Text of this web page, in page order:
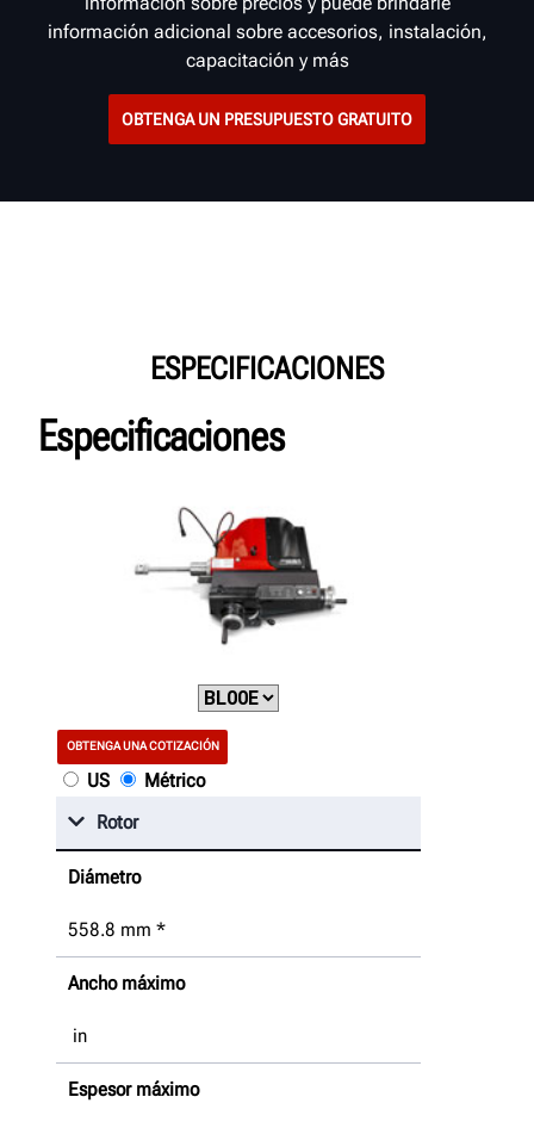
información adicional sobre accesorios, instalación,
capacitación y más
OBTENGA UN PRESUPUESTO GRATUITO
ESPECIFICACIONES
Especificaciones
OBTENGA UNA COTIZACIÓN
US
Métrico
Rotor
Diámetro
558.8 mm *
Ancho máximo
in
Espesor máximo